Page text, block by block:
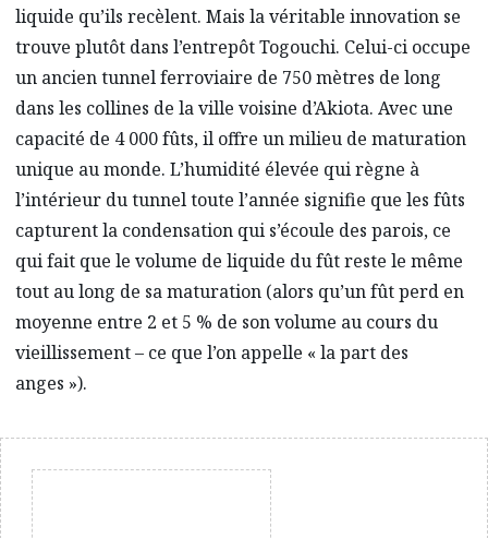
liquide qu’ils recèlent. Mais la véritable innovation se
trouve plutôt dans l’entrepôt Togouchi. Celui-ci occupe
un ancien tunnel ferroviaire de 750 mètres de long
dans les collines de la ville voisine d’Akiota. Avec une
capacité de 4 000 fûts, il offre un milieu de maturation
unique au monde. L’humidité élevée qui règne à
l’intérieur du tunnel toute l’année signifie que les fûts
capturent la condensation qui s’écoule des parois, ce
qui fait que le volume de liquide du fût reste le même
tout au long de sa maturation (alors qu’un fût perd en
moyenne entre 2 et 5 % de son volume au cours du
vieillissement – ce que l’on appelle « la part des
anges »).